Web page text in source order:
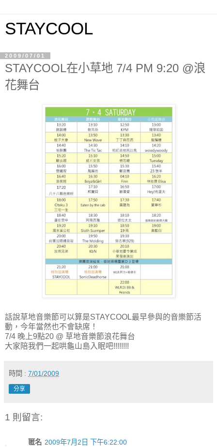
STAYCOOL
2009/07/01
STAYCOOL在小草地 7/4 PM 9:20 @浪
花舞台
話說草地音樂節可以算是STAYCOOL最早參與的音樂節活
動，今年當然也不會缺席！
7/4 晚上9點20 @ 草地音樂節浪花舞台
大家陪我們一起哄龜山島入眠吧!!!!!!!!
時間 : 7/01/2009
分享
1 則留言:
匿名 2009年7月2日 下午6:22:00